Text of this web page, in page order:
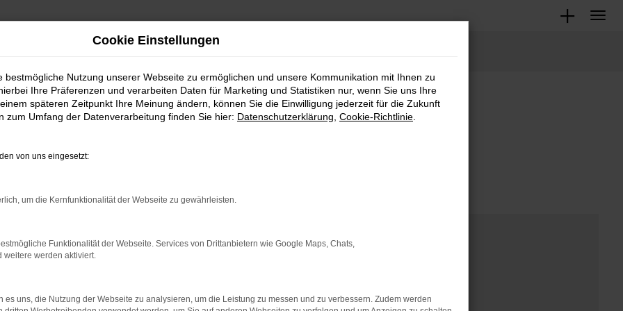
Showroom
Cookie Einstellungen
bestmögliche Nutzung unserer Webseite zu ermöglichen und unsere Kommunikation mit Ihnen zu
Ihre Präferenzen und verarbeiten Daten für Marketing und Statistiken nur, wenn Sie uns Ihre
späteren Zeitpunkt Ihre Meinung ändern, können Sie die Einwilligung jederzeit für die Zukunft
zum Umfang der Datenverarbeitung finden Sie hier: Datenschutzerklärung Cookie-Richtlinie
von uns eingesetzt:
um die Kernfunktionalität der Webseite zu gewährleisten.
Funktionalität der Webseite. Services von Drittanbietern wie Google Maps, Chats,
weitere werden aktiviert.
es uns, die Nutzung der Webseite zu analysieren, um die Leistung zu messen und zu verbessern. Zudem werden